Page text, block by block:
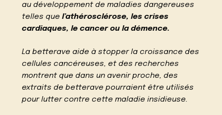
au développement de maladies dangereuses
telles quel’athérosclérose, les crises
cardiaques, le cancer ou la démence.
La betterave aide à stopper la croissance des
cellules cancéreuses, et des recherches
montrent que dans un avenir proche, des
extraits de betterave pourraient être utilisés
pour lutter contre cette maladie insidieuse.